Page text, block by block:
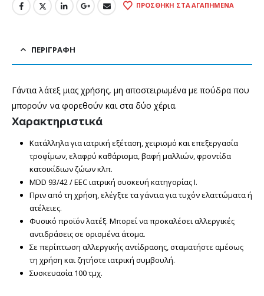
ΠΡΟΣΘΉΚΗ ΣΤΑ ΑΓΑΠΗΜΈΝΑ
ΠΕΡΙΓΡΑΦΉ
Γάντια λάτεξ μιας χρήσης, μη αποστειρωμένα με πούδρα που
μπορούν να φορεθούν και στα δύο χέρια.
Χαρακτηριστικά
Κατάλληλα για ιατρική εξέταση, χειρισμό και επεξεργασία
τροφίμων, ελαφρύ καθάρισμα, βαφή μαλλιών, φροντίδα
κατοικίδιων ζώων κλπ.
MDD 93/42 / EEC ιατρική συσκευή κατηγορίας Ι.
Πριν από τη χρήση, ελέγξτε τα γάντια για τυχόν ελαττώματα ή
ατέλειες.
Φυσικό προϊόν λατέξ. Μπορεί να προκαλέσει αλλεργικές
αντιδράσεις σε ορισμένα άτομα.
Σε περίπτωση αλλεργικής αντίδρασης, σταματήστε αμέσως
τη χρήση και ζητήστε ιατρική συμβουλή.
Συσκευασία 100 τμχ.